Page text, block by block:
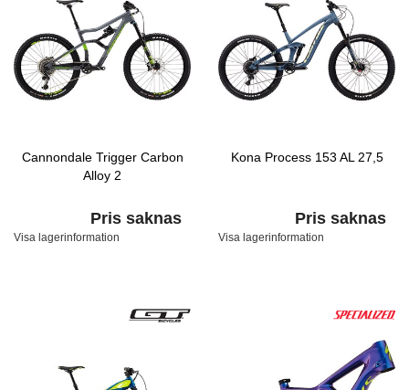
Cannondale Trigger Carbon
Alloy 2
Pris saknas
Visa lagerinformation
Kona Process 153 AL 27,5
Pris saknas
Visa lagerinformation